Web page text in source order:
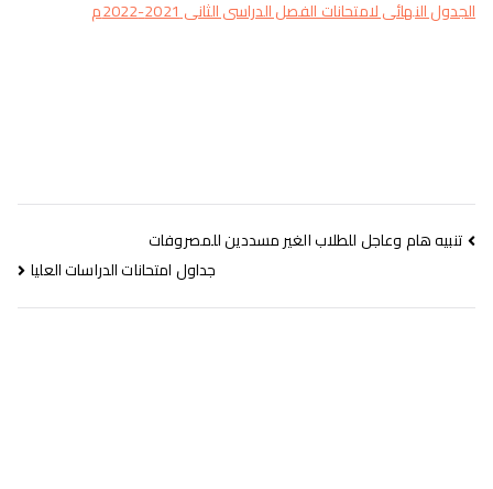
الجدول النهائى لامتحانات الفصل الدراسى الثانى 2021-2022م
تنبيه هام وعاجل للطلاب الغير مسددين للمصروفات
جداول امتحانات الدراسات العليا